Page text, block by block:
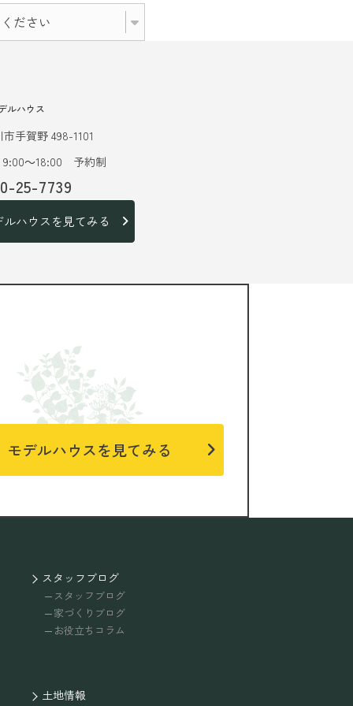
ルハウス
手賀野 498-1101
9:00～18:00 予約制
25-7739
ルハウスを見てみる
モデルハウスを見てみる
スタッフブログ
スタッフブログ
家づくりブログ
お役立ちコラム
土地情報